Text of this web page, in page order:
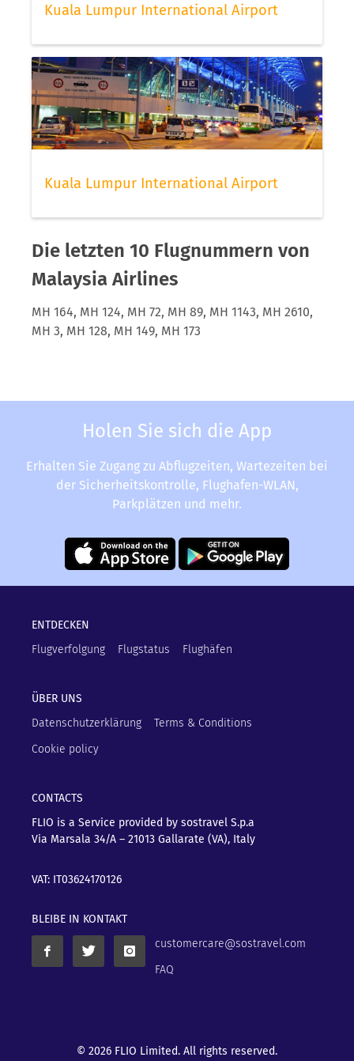
Kuala Lumpur International Airport
Kuala Lumpur International Airport
Die letzten 10 Flugnummern von
Malaysia Airlines
MH 164, MH 124, MH 72, MH 89, MH 1143, MH 2610,
MH 3, MH 128, MH 149, MH 173
Holen Sie sich die App
Erhalten Sie Zugang zu Abflugzeiten, Wartezeiten bei
der Sicherheitskontrolle, Flughafen-WLAN,
Parkplätzen und mehr.
ENTDECKEN
Flugverfolgung
Flugstatus Flughäfen
ÜBER UNS
Datenschutzerklärung
Terms & Conditions
Cookie policy
CONTACTS
FLIO is a Service provided by sostravel S.p.a
Via Marsala 34/A – 21013 Gallarate (VA), Italy
VAT: IT03624170126
BLEIBE IN KONTAKT
customercare@sostravel.com
FAQ
© 2026 FLIO Limited. All rights reserved.